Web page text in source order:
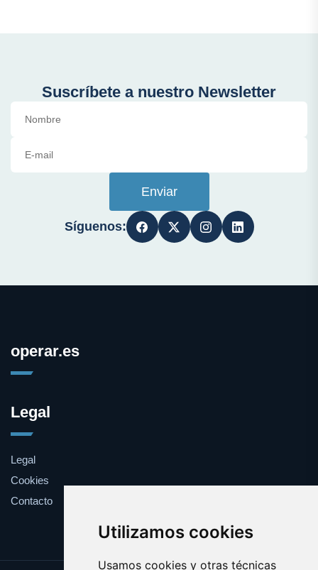
Utilizamos cookies
Usamos cookies y otras técnicas
Suscríbete a nuestro Newsletter
Enviar
Síguenos:
operar.es
Legal
Legal
Cookies
Contacto